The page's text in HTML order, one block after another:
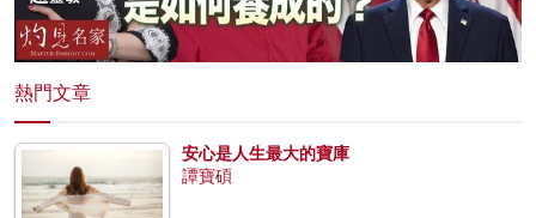
熱門文章
安心是人生最大的寶庫
譚寶碩